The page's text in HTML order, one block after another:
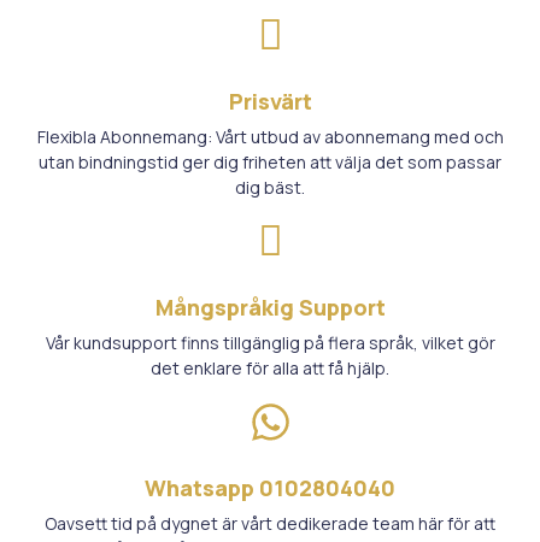
Prisvärt
Flexibla Abonnemang: Vårt utbud av abonnemang med och
utan bindningstid ger dig friheten att välja det som passar
dig bäst.
Mångspråkig Support
Vår kundsupport finns tillgänglig på flera språk, vilket gör
det enklare för alla att få hjälp.
Whatsapp 0102804040
Oavsett tid på dygnet är vårt dedikerade team här för att